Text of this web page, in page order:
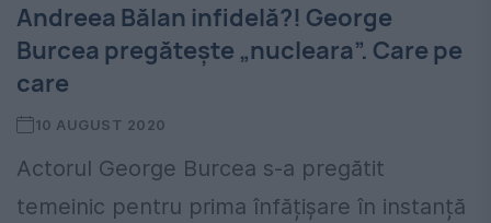
Andreea Bălan infidelă?! George
Burcea pregătește „nucleara”. Care pe
care
10 AUGUST 2020
Actorul George Burcea s-a pregătit
temeinic pentru prima înfățișare în instanță